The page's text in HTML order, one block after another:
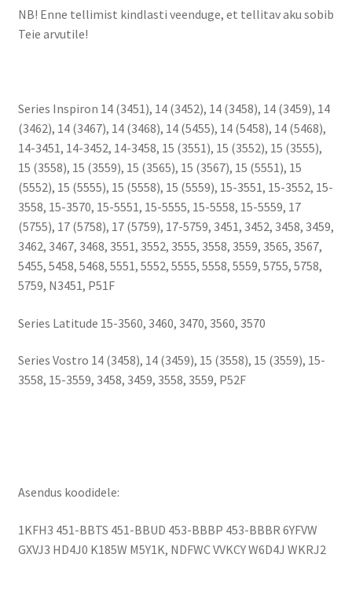
NB! Enne tellimist kindlasti veenduge, et tellitav aku sobib
Teie arvutile!
Series Inspiron 14 (3451), 14 (3452), 14 (3458), 14 (3459), 14
(3462), 14 (3467), 14 (3468), 14 (5455), 14 (5458), 14 (5468),
14-3451, 14-3452, 14-3458, 15 (3551), 15 (3552), 15 (3555),
15 (3558), 15 (3559), 15 (3565), 15 (3567), 15 (5551), 15
(5552), 15 (5555), 15 (5558), 15 (5559), 15-3551, 15-3552, 15-
3558, 15-3570, 15-5551, 15-5555, 15-5558, 15-5559, 17
(5755), 17 (5758), 17 (5759), 17-5759, 3451, 3452, 3458, 3459,
3462, 3467, 3468, 3551, 3552, 3555, 3558, 3559, 3565, 3567,
5455, 5458, 5468, 5551, 5552, 5555, 5558, 5559, 5755, 5758,
5759, N3451, P51F
Series Latitude 15-3560, 3460, 3470, 3560, 3570
Series Vostro 14 (3458), 14 (3459), 15 (3558), 15 (3559), 15-
3558, 15-3559, 3458, 3459, 3558, 3559, P52F
Asendus koodidele:
1KFH3 451-BBTS 451-BBUD 453-BBBP 453-BBBR 6YFVW
GXVJ3 HD4J0 K185W M5Y1K, NDFWC VVKCY W6D4J WKRJ2